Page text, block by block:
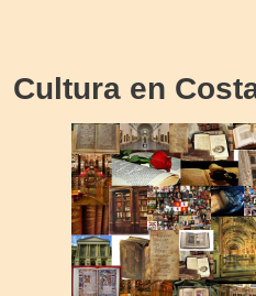
Cultura en